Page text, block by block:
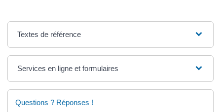
Textes de référence
Services en ligne et formulaires
Questions ? Réponses !